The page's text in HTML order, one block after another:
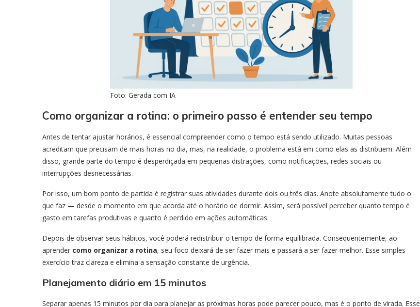
Foto: Gerada com IA
Como organizar a rotina: o primeiro passo é entender seu tempo
Antes de tentar ajustar horários, é essencial compreender como o tempo está sendo utilizado. Muitas pessoas
acreditam que precisam de mais horas no dia, mas, na realidade, o problema está em como elas as distribuem. Além
disso, grande parte do tempo é desperdiçada em pequenas distrações, como notificações, redes sociais ou
interrupções desnecessárias.
Por isso, um bom ponto de partida é registrar suas atividades durante dois ou três dias. Anote absolutamente tudo o
que faz — desde o momento em que acorda até o horário de dormir. Assim, será possível perceber quanto tempo é
gasto em tarefas produtivas e quanto é perdido em ações automáticas.
Depois de observar seus hábitos, você poderá redistribuir o tempo de forma equilibrada. Consequentemente, ao
aprender como organizar a rotina, seu foco deixará de ser fazer mais e passará a ser fazer melhor. Esse simples
exercício traz clareza e elimina a sensação constante de urgência.
Planejamento diário em 15 minutos
Separar apenas 15 minutos por dia para planejar as próximas horas pode parecer pouco, mas é o ponto de virada. Esse